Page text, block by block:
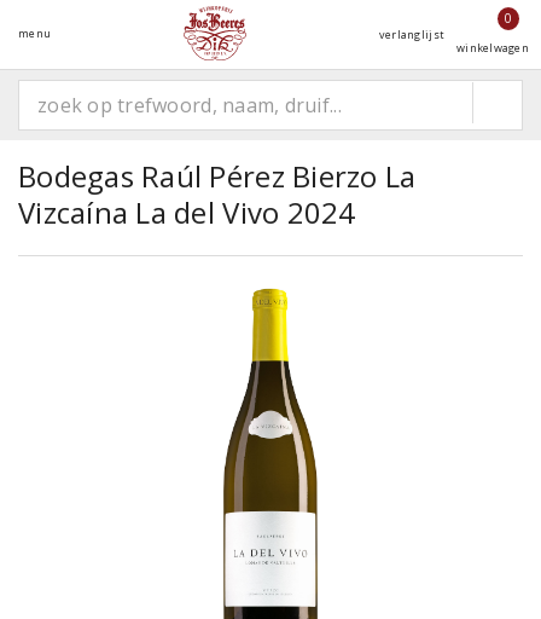
menu verlanglijst
0
winkelwagen
Bodegas Raúl Pérez Bierzo La
Vizcaína La del Vivo 2024